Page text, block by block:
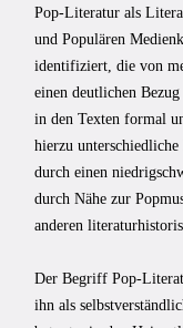
Pop-Literatur als
und Populären
identifiziert, die von
einen deutlichen
in den Texten formal
hierzu
durch einen
durch Nähe zur
anderen
Der Begriff Pop-
ihn als